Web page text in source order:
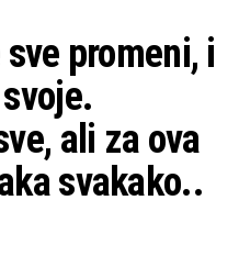
promeni, i
ali za ova
svakako..